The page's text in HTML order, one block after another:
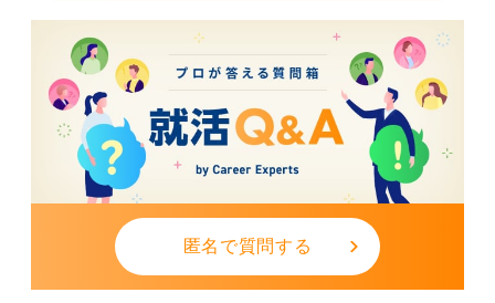
最終面接に進んだ時点で絶対評価はクリアしてい
る！
一般的に、最終面接まで進んでいる人は、絶対評価の基
準はクリアできていると思います。
そういう意味では、募集に対して何倍もの人が最終まで
残っているケースを除けば、8割がた合格できるのではな
いかと思いますが、前述のようにケースバイケースであ
ることは念頭においてください。
匿名で質問する